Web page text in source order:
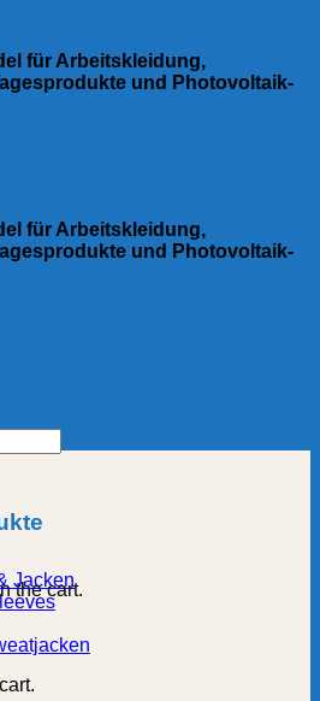
für Arbeitskleidung,
und Photovoltaik-
für Arbeitskleidung,
und Photovoltaik-
the cart.
Jacken